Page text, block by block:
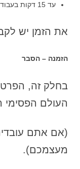
עד 15 דקות בעבודת כתיבה.
את הזמן יש
הזמנה – הסבר
בחלק זה,
העולם
(אם אתם
מעצמכם).